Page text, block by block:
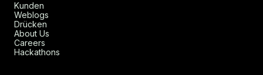
Kunden
Weblogs
Drücken
About Us
Careers
Hackathons